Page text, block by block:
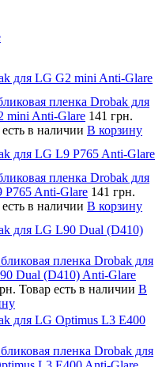
для LG G2 mini Anti-Glare
пленка Drobak для
mini Anti-Glare 141 грн.
в наличии В корзину
для LG L9 P765 Anti-Glare
пленка Drobak для
P765 Anti-Glare 141 грн.
в наличии В корзину
для LG L90 Dual (D410)
пленка Drobak для
Dual (D410) Anti-Glare
Товар есть в наличии В
для LG Optimus L3 E400
пленка Drobak для